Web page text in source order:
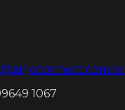
1067